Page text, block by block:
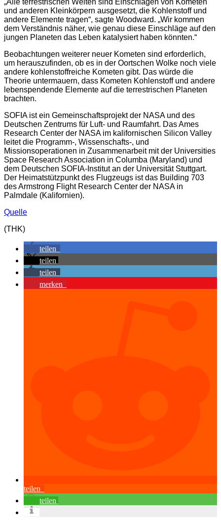
„Alle terrestrischen Welten sind Einschlägen von Kometen
und anderen Kleinkörpern ausgesetzt, die Kohlenstoff und
andere Elemente tragen“, sagte Woodward. „Wir kommen
dem Verständnis näher, wie genau diese Einschläge auf den
jungen Planeten das Leben katalysiert haben könnten.“
Beobachtungen weiterer neuer Kometen sind erforderlich,
um herauszufinden, ob es in der Oortschen Wolke noch viele
andere kohlenstoffreiche Kometen gibt. Das würde die
Theorie untermauern, dass Kometen Kohlenstoff und andere
lebenspendende Elemente auf die terrestrischen Planeten
brachten.
SOFIA ist ein Gemeinschaftsprojekt der NASA und des
Deutschen Zentrums für Luft- und Raumfahrt. Das Ames
Research Center der NASA im kalifornischen Silicon Valley
leitet die Programm-, Wissenschafts-, und
Missionsoperationen in Zusammenarbeit mit der Universities
Space Research Association in Columba (Maryland) und
dem Deutschen SOFIA-Institut an der Universität Stuttgart.
Der Heimatstützpunkt des Flugzeugs ist das Building 703
des Armstrong Flight Research Center der NASA in
Palmdale (Kalifornien).
Quelle
(THK)
teilen
teilen
teilen
merken
teilen
teilen